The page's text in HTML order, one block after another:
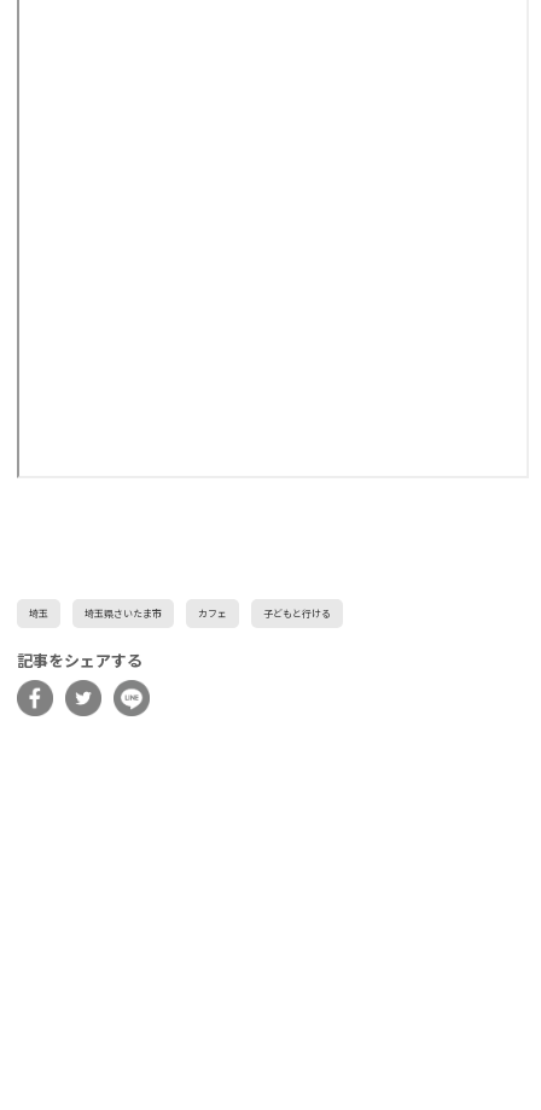
埼玉 埼玉県さいたま市 カフェ 子どもと行ける
記事をシェアする